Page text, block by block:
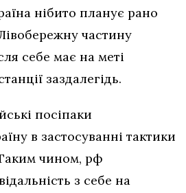
нібито планує рано
частину
себе має на меті
заздалегідь.
посіпаки
в застосуванні тактики
Таким чином, рф
з себе на